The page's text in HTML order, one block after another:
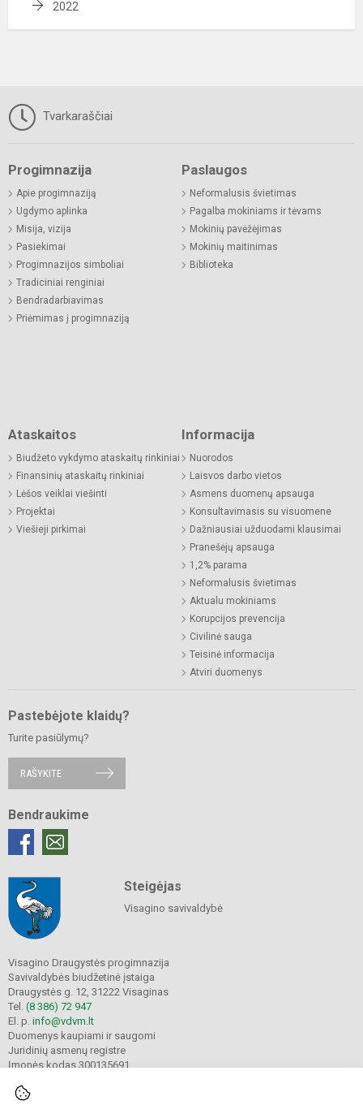
2022
Tvarkaraščiai
Progimnazija
Apie progimnaziją
Ugdymo aplinka
Misija, vizija
Pasiekimai
Progimnazijos simboliai
Tradiciniai renginiai
Bendradarbiavimas
Priėmimas į progimnaziją
Paslaugos
Neformalusis švietimas
Pagalba mokiniams ir tėvams
Mokinių pavėžėjimas
Mokinių maitinimas
Biblioteka
Ataskaitos
Biudžeto vykdymo ataskaitų rinkiniai
Finansinių ataskaitų rinkiniai
Lėšos veiklai viešinti
Projektai
Viešieji pirkimai
Informacija
Nuorodos
Laisvos darbo vietos
Asmens duomenų apsauga
Konsultavimasis su visuomene
Dažniausiai užduodami klausimai
Pranešėjų apsauga
1,2% parama
Neformalusis švietimas
Aktualu mokiniams
Korupcijos prevencija
Civilinė sauga
Teisinė informacija
Atviri duomenys
Pastebėjote klaidų?
Turite pasiūlymų?
RAŠYKITE
Bendraukime
Steigėjas
Visagino savivaldybė
Visagino Draugystės progimnazija
Savivaldybės biudžetinė įstaiga
Draugystės g. 12, 31222 Visaginas
Tel. (8 386) 72 947
El. p. info@vdvm.lt
Duomenys kaupiami ir saugomi
Juridinių asmenų registre
Įmonės kodas 300135691